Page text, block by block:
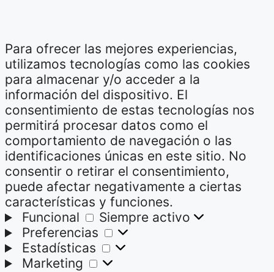
Para ofrecer las mejores experiencias,
utilizamos tecnologías como las cookies
para almacenar y/o acceder a la
información del dispositivo. El
consentimiento de estas tecnologías nos
permitirá procesar datos como el
comportamiento de navegación o las
identificaciones únicas en este sitio. No
consentir o retirar el consentimiento,
puede afectar negativamente a ciertas
características y funciones.
Funcional
Funcional
Siempre activo
Preferencias
Preferencias
Estadísticas
Estadísticas
Marketing
Marketing